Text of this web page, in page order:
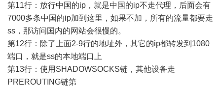
第11行：放行中国的ip，就是中国的ip不走代理，后面会有
7000多条中国的ip加到这里，如果不加，所有的流量都要走
ss，那访问国内的网站会很慢的。
第12行：除了上面2-9行的地址外，其它的ip都转发到1080
端口，就是ss的本地端口上
第13行：使用SHADOWSOCKS链，其他设备走
PREROUTING链第